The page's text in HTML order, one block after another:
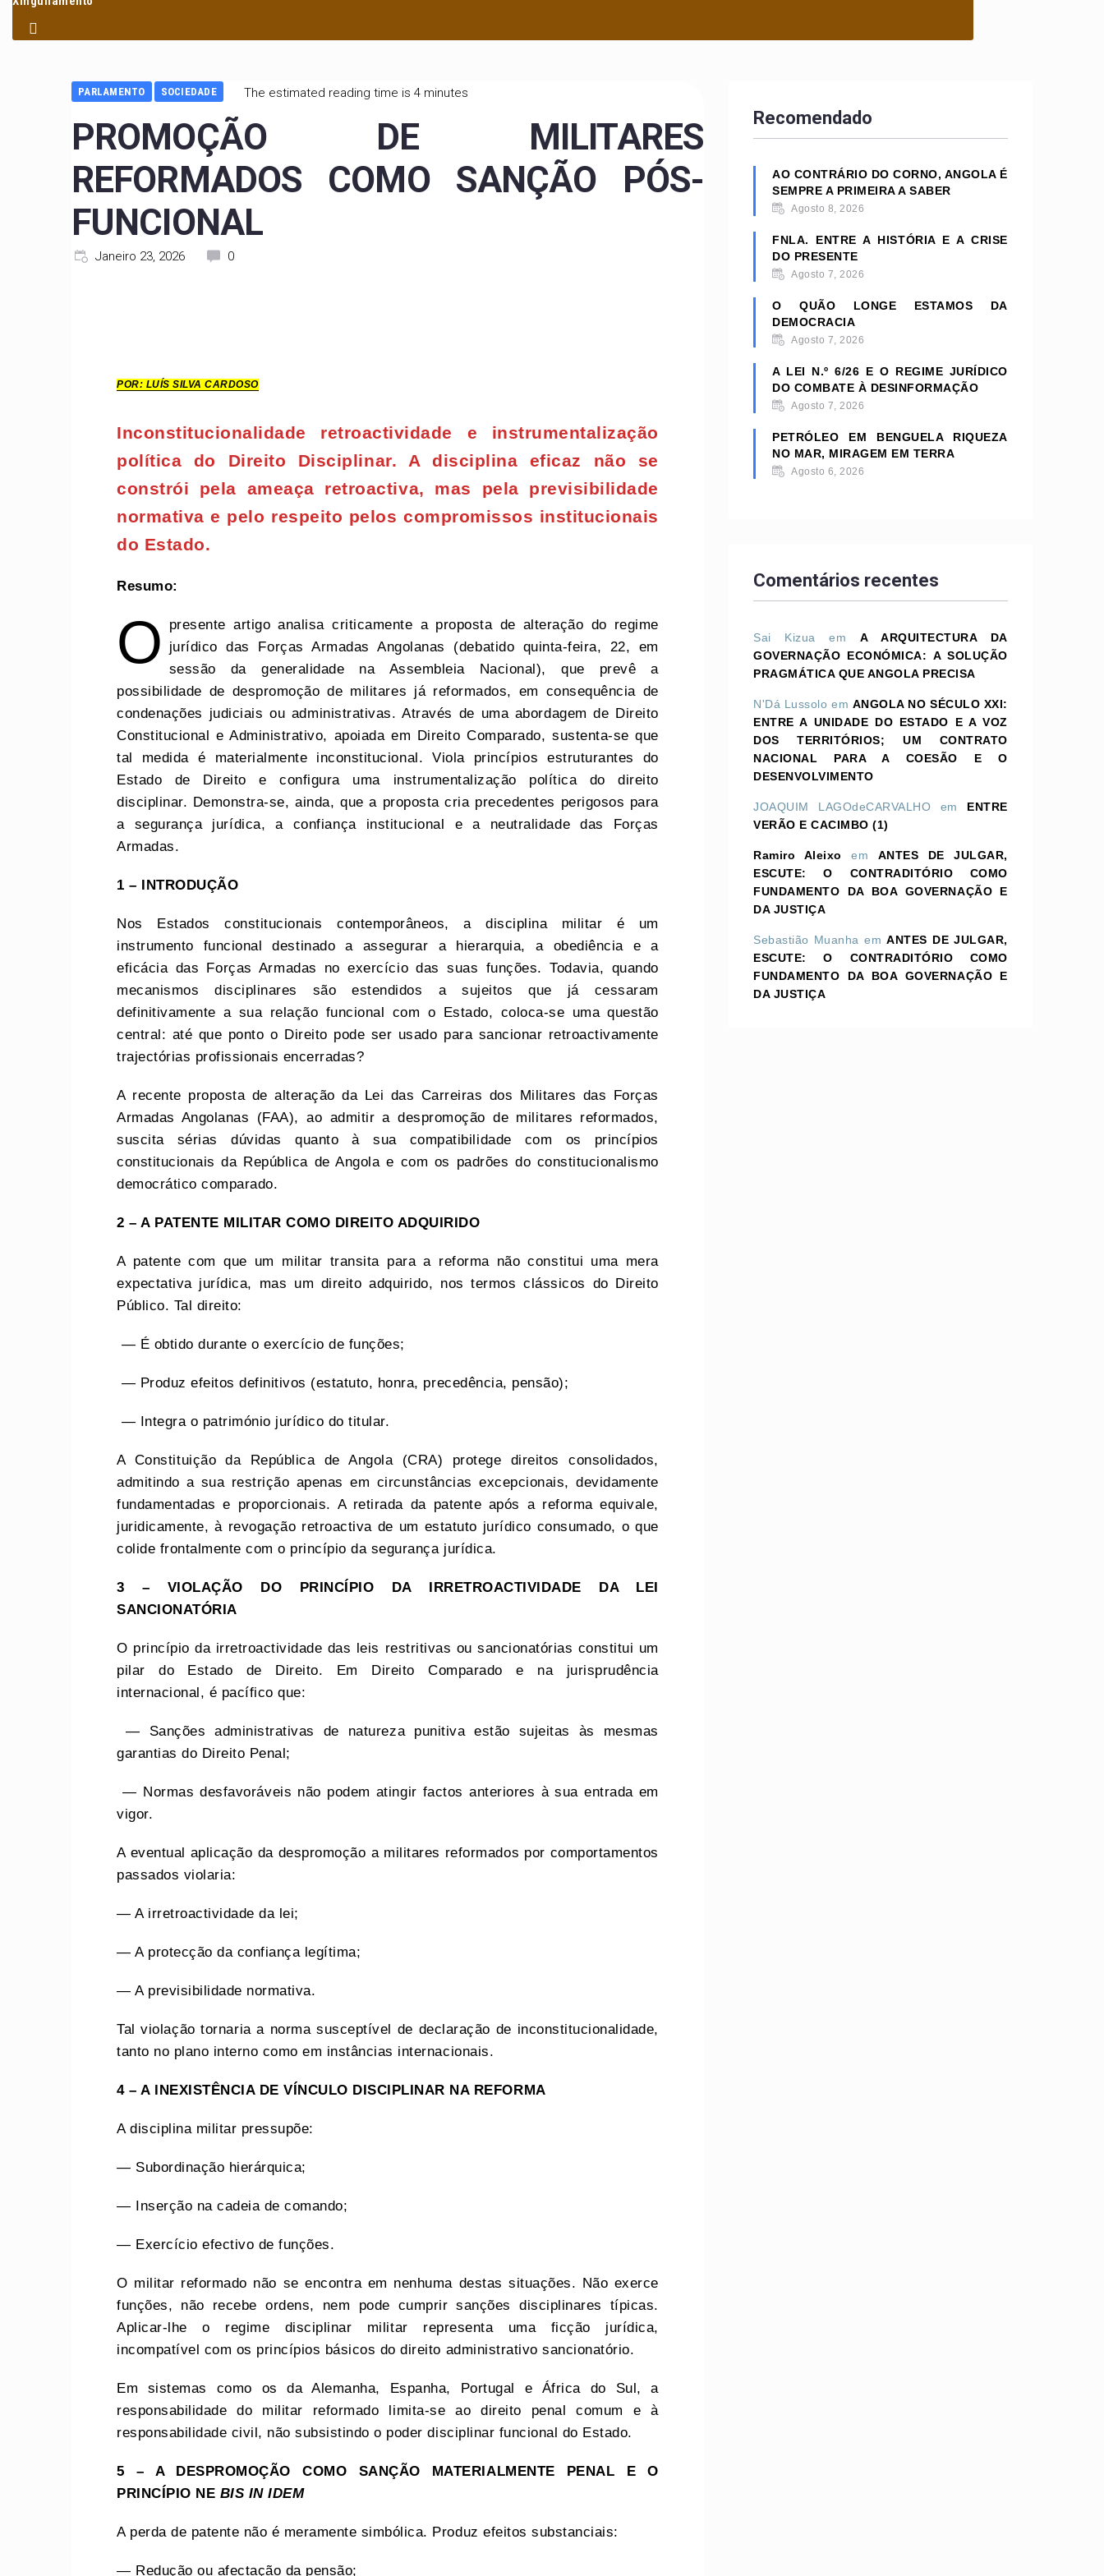
PARLAMENTO SOCIEDADE The estimated reading time is 4 minutes
PROMOÇÃO DE MILITARES
REFORMADOS COMO SANÇÃO PÓS-
FUNCIONAL
Janeiro 23, 2026 0
POR: LUÍS SILVA CARDOSO
Inconstitucionalidade retroactividade e instrumentalização
política do Direito Disciplinar. A disciplina eficaz não se
constrói pela ameaça retroactiva, mas pela previsibilidade
normativa e pelo respeito pelos compromissos institucionais
do Estado.
Resumo:
O
presente artigo analisa criticamente a proposta de alteração do regime
jurídico das Forças Armadas Angolanas (debatido quinta-feira, 22, em
sessão da generalidade na Assembleia Nacional), que prevê a
possibilidade de despromoção de militares já reformados, em consequência de
condenações judiciais ou administrativas. Através de uma abordagem de Direito
Constitucional e Administrativo, apoiada em Direito Comparado, sustenta-se que
tal medida é materialmente inconstitucional. Viola princípios estruturantes do
Estado de Direito e configura uma instrumentalização política do direito
disciplinar. Demonstra-se, ainda, que a proposta cria precedentes perigosos para
a segurança jurídica, a confiança institucional e a neutralidade das Forças
Armadas.
1 – INTRODUÇÃO
Nos Estados constitucionais contemporâneos, a disciplina militar é um
instrumento funcional destinado a assegurar a hierarquia, a obediência e a
eficácia das Forças Armadas no exercício das suas funções. Todavia, quando
mecanismos disciplinares são estendidos a sujeitos que já cessaram
definitivamente a sua relação funcional com o Estado, coloca-se uma questão
central: até que ponto o Direito pode ser usado para sancionar retroactivamente
trajectórias profissionais encerradas?
A recente proposta de alteração da Lei das Carreiras dos Militares das Forças
Armadas Angolanas (FAA), ao admitir a despromoção de militares reformados,
suscita sérias dúvidas quanto à sua compatibilidade com os princípios
constitucionais da República de Angola e com os padrões do constitucionalismo
democrático comparado.
2 – A PATENTE MILITAR COMO DIREITO ADQUIRIDO
A patente com que um militar transita para a reforma não constitui uma mera
expectativa jurídica, mas um direito adquirido, nos termos clássicos do Direito
Público. Tal direito:
— É obtido durante o exercício de funções;
— Produz efeitos definitivos (estatuto, honra, precedência, pensão);
— Integra o património jurídico do titular.
A Constituição da República de Angola (CRA) protege direitos consolidados,
admitindo a sua restrição apenas em circunstâncias excepcionais, devidamente
fundamentadas e proporcionais. A retirada da patente após a reforma equivale,
juridicamente, à revogação retroactiva de um estatuto jurídico consumado, o que
colide frontalmente com o princípio da segurança jurídica.
3 – VIOLAÇÃO DO PRINCÍPIO DA IRRETROACTIVIDADE DA LEI
SANCIONATÓRIA
O princípio da irretroactividade das leis restritivas ou sancionatórias constitui um
pilar do Estado de Direito. Em Direito Comparado e na jurisprudência
internacional, é pacífico que:
— Sanções administrativas de natureza punitiva estão sujeitas às mesmas
garantias do Direito Penal;
— Normas desfavoráveis não podem atingir factos anteriores à sua entrada em
vigor.
A eventual aplicação da despromoção a militares reformados por comportamentos
passados violaria:
— A irretroactividade da lei;
— A protecção da confiança legítima;
— A previsibilidade normativa.
Tal violação tornaria a norma susceptível de declaração de inconstitucionalidade,
tanto no plano interno como em instâncias internacionais.
4 – A INEXISTÊNCIA DE VÍNCULO DISCIPLINAR NA REFORMA
A disciplina militar pressupõe:
— Subordinação hierárquica;
— Inserção na cadeia de comando;
— Exercício efectivo de funções.
O militar reformado não se encontra em nenhuma destas situações. Não exerce
funções, não recebe ordens, nem pode cumprir sanções disciplinares típicas.
Aplicar-lhe o regime disciplinar militar representa uma ficção jurídica,
incompatível com os princípios básicos do direito administrativo sancionatório.
Em sistemas como os da Alemanha, Espanha, Portugal e África do Sul, a
responsabilidade do militar reformado limita-se ao direito penal comum e à
responsabilidade civil, não subsistindo o poder disciplinar funcional do Estado.
5 – A DESPROMOÇÃO COMO SANÇÃO MATERIALMENTE PENAL E O
PRINCÍPIO NE BIS IN IDEM
A perda de patente não é meramente simbólica. Produz efeitos substanciais:
— Redução ou afectação da pensão;
Recomendado
AO CONTRÁRIO DO CORNO, ANGOLA É
SEMPRE A PRIMEIRA A SABER
Agosto 8, 2026
FNLA. ENTRE A HISTÓRIA E A CRISE
DO PRESENTE
Agosto 7, 2026
O QUÃO LONGE ESTAMOS DA
DEMOCRACIA
Agosto 7, 2026
A LEI N.º 6/26 E O REGIME JURÍDICO
DO COMBATE À DESINFORMAÇÃO
Agosto 7, 2026
PETRÓLEO EM BENGUELA RIQUEZA
NO MAR, MIRAGEM EM TERRA
Agosto 6, 2026
Comentários recentes
Sai Kizua emA ARQUITECTURA DA
GOVERNAÇÃO ECONÓMICA: A SOLUÇÃO
PRAGMÁTICA QUE ANGOLA PRECISA
N'Dá Lussolo em ANGOLA NO SÉCULO XXI:
ENTRE A UNIDADE DO ESTADO E A VOZ
DOS TERRITÓRIOS; UM CONTRATO
NACIONAL PARA A COESÃO E O
DESENVOLVIMENTO
JOAQUIM LAGOdeCARVALHO em ENTRE
VERÃO E CACIMBO (1)
Ramiro Aleixo em ANTES DE JULGAR,
ESCUTE: O CONTRADITÓRIO COMO
FUNDAMENTO DA BOA GOVERNAÇÃO E
DA JUSTIÇA
Sebastião Muanha emANTES DE JULGAR,
ESCUTE: O CONTRADITÓRIO COMO
FUNDAMENTO DA BOA GOVERNAÇÃO E
DA JUSTIÇA